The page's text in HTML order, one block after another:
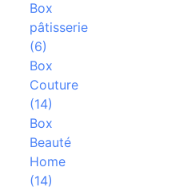
Box
pâtisserie
(6)
Box
Couture
(14)
Box
Beauté
Home
(14)